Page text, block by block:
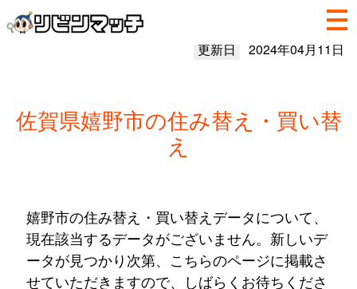
更新日 2024年04月11日
佐賀県嬉野市の住み替え・買い替
え
嬉野市の住み替え・買い替えデータについて、
現在該当するデータがございません。新しいデ
ータが見つかり次第、こちらのページに掲載さ
せていただきますので、しばらくお待ちくださ